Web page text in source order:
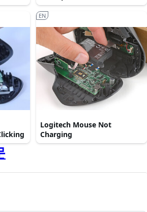
Logitech Mouse Not
Charging
EN